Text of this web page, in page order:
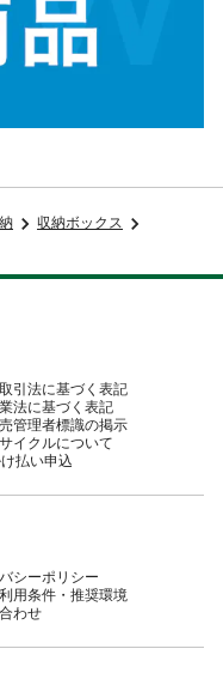
収納ボックス
引法に基づく表記
法に基づく表記
管理者標識の掲示
イクルについて
払い申込
シーポリシー
用条件・推奨環境
わせ